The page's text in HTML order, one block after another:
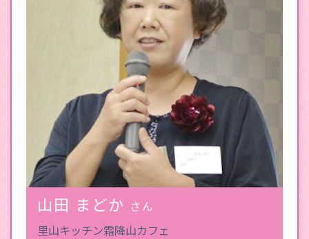
山田 まどか さん
里山キッチン霜降山カフェ